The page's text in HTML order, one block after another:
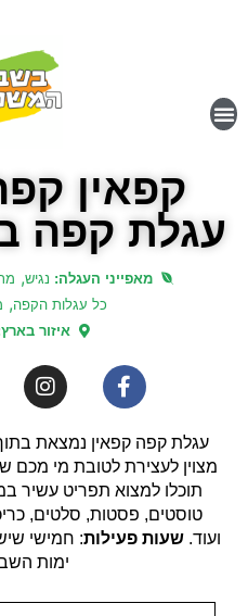
קפאין
עגלת קפה
מאפייני העגלה: נגיש,
כל עגלות הקפה,
איזור
עגלת קפה קפאין נמצאת
מצוין לעצירת לטובת מי מכם
תוכלו למצוא תפריט עשיר
טוסטים, פסטות, סלטים,
ועוד. שעות פעילות
ימות